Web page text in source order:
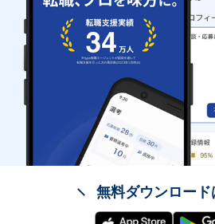
無料ダウンロード